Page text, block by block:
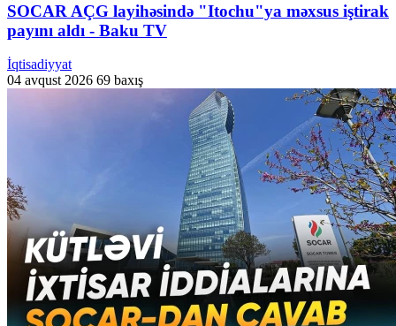
SOCAR AÇG layihəsində "Itochu"ya məxsus iştirak
payını aldı - Baku TV
İqtisadiyyat
04 avqust 2026 69 baxış